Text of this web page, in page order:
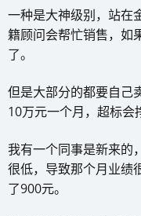
一种是大神级别，站在
籍顾问会帮忙销售，如
了。
但是大部分的都要自己
10万元一个月，超标会
我有一个同事是新来的
很低，导致那个月业绩
了900元。